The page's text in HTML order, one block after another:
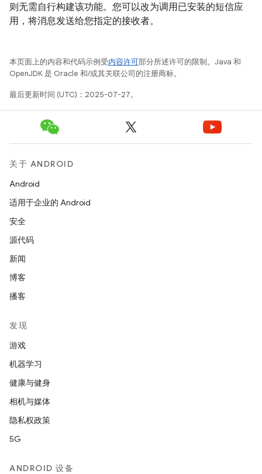
则无需自行构建该功能。您可以改为调用已安装的短信应
用，将消息发送给您指定的接收者。
本页面上的内容和代码示例受内容许可部分所述许可的限制。Java 和
OpenJDK 是 Oracle 和/或其关联公司的注册商标。
最后更新时间 (UTC)：2025-07-27。
关于 ANDROID
Android
适用于企业的 Android
安全
源代码
新闻
博客
播客
发现
游戏
机器学习
健康与健身
相机与媒体
隐私权政策
5G
ANDROID 设备